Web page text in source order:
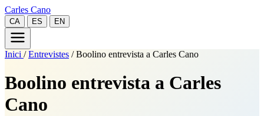
Carles Cano
CA ES EN
Inici / Entrevistes / Boolino entrevista a Carles Cano
Boolino entrevista a Carles
Cano